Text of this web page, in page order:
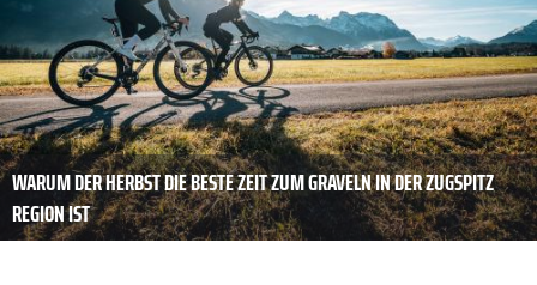
WARUM DER HERBST DIE BESTE ZEIT ZUM GRAVELN IN DER ZUGSPITZ
REGION IST